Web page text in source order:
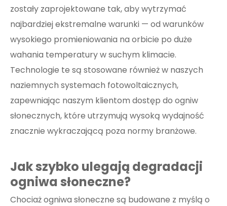
zostały zaprojektowane tak, aby wytrzymać
najbardziej ekstremalne warunki — od warunków
wysokiego promieniowania na orbicie po duże
wahania temperatury w suchym klimacie.
Technologie te są stosowane również w naszych
naziemnych systemach fotowoltaicznych,
zapewniając naszym klientom dostęp do ogniw
słonecznych, które utrzymują wysoką wydajność
znacznie wykraczającą poza normy branżowe.
Jak szybko ulegają degradacji
ogniwa słoneczne?
Chociaż ogniwa słoneczne są budowane z myślą o